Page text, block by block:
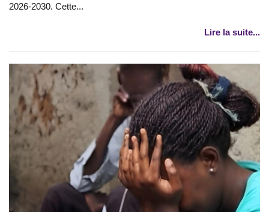
2026-2030. Cette...
Lire la suite...